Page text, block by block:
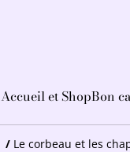
Accueil et ShopBon
/ Le corbeau et les